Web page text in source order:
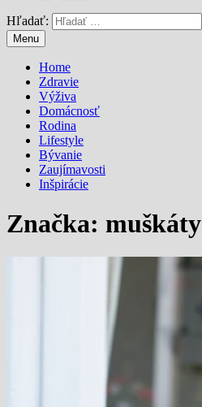
Hľadať:
Menu
Home
Zdravie
Výživa
Domácnosť
Rodina
Lifestyle
Bývanie
Zaujímavosti
Inšpirácie
Značka: muškáty